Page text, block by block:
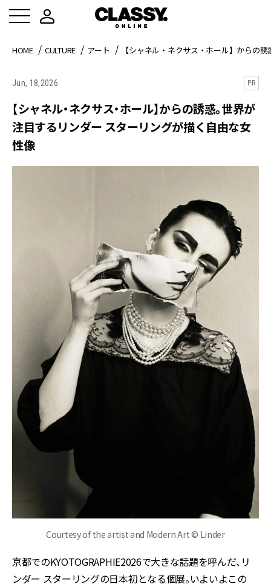
HOME CULTURE アート 【シャネル・ネクサス・ホール】からの
Jun, 18,2026 PR
【シャネル・ネクサス・ホール】からの誘惑。世界が
注目するリンダー スターリングが描く自由な女
性像
Courtesy of the artist and Modern Art © Linder
京都でのKYOTOGRAPHIE2026で大きな話題を呼んだ、リ
ンダー スターリングの日本初となる個展。いよいよこの